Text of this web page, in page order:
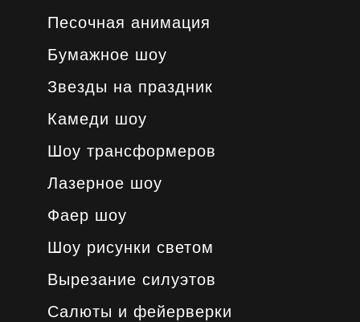
Песочная анимация
Бумажное шоу
Звезды на праздник
Камеди шоу
Шоу трансформеров
Лазерное шоу
Фаер шоу
Шоу рисунки светом
Вырезание силуэтов
Салюты и фейерверки